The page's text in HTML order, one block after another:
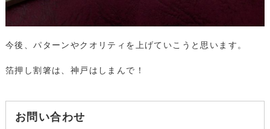
今後、パターンやクオリティを上げていこうと思います。
箔押し割箸は、神戸はしまんで！
お問い合わせ